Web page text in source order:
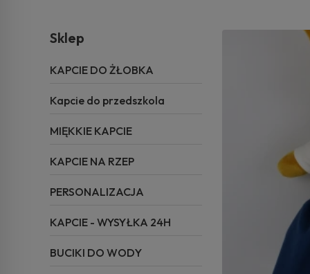
Sklep
KAPCIE DO ŻŁOBKA
Kapcie do przedszkola
MIĘKKIE KAPCIE
KAPCIE NA RZEP
PERSONALIZACJA
KAPCIE - WYSYŁKA 24H
BUCIKI DO WODY